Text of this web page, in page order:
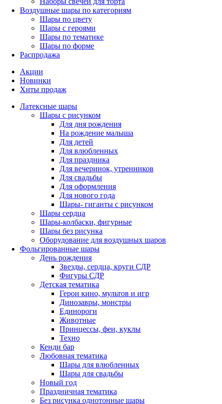
Воздушные шары по категориям
Шары по цвету
Шары с героями
Шары по тематике
Шары по форме
Распродажа
Акции
Новинки
Хиты продаж
Латексные шары
Шары с рисунком
Для дня рождения
На рождение малыша
Для детей
Для влюбленных
Для праздника
Для вечеринок, утренников
Для свадьбы
Для оформления
Для нового года
Шары- гиганты с рисунком
Шары сердца
Шары-колбаски, фигурные
Шары без рисунка
Оборудование для воздушных шаров
Фольгированные шары
День рождения
Звезды, сердца, круги СДР
Фигуры СДР
Детская тематика
Герои кино, мультов и игр
Динозавры, монстры
Единороги
Животные
Принцессы, феи, куклы
Техно
Кенди бар
Любовная тематика
Шары для влюбленных
Шары для свадьбы
Новый год
Праздничная тематика
Без рисунка однотонные шары